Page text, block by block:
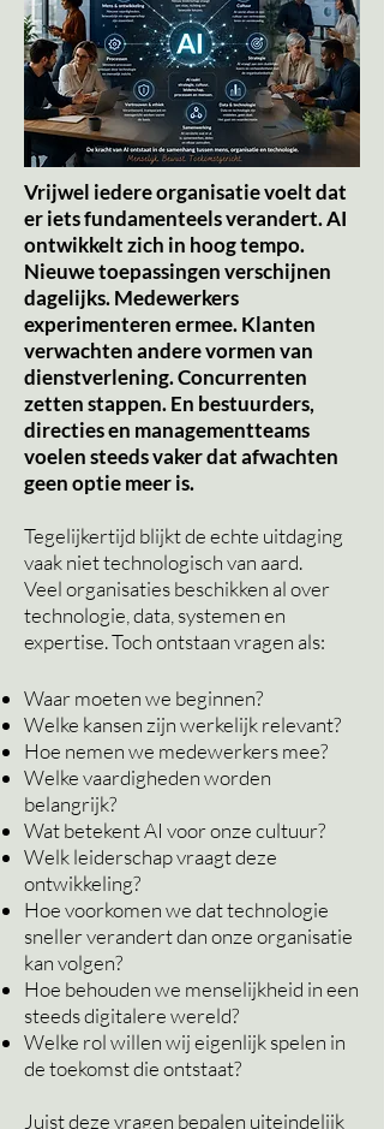
Vrijwel iedere organisatie voelt dat
er iets fundamenteels verandert. AI
ontwikkelt zich in hoog tempo.
Nieuwe toepassingen verschijnen
dagelijks. Medewerkers
experimenteren ermee. Klanten
verwachten andere vormen van
dienstverlening. Concurrenten
zetten stappen. En bestuurders,
directies en managementteams
voelen steeds vaker dat afwachten
geen optie meer is.
Tegelijkertijd blijkt de echte uitdaging
vaak niettechnologischvan aard.
Veel organisaties beschikken al over
technologie, data, systemen en
expertise. Toch ontstaan vragen als:
Waar moeten we beginnen?
Welke kansen zijn werkelijk relevant?
Hoe nemen we medewerkers mee?
Welke vaardigheden worden
belangrijk?
Wat betekent AI voor onze cultuur?
Welk leiderschap vraagt deze
ontwikkeling?
Hoe voorkomen we dat technologie
sneller verandert dan onze organisatie
kan volgen?
Hoe behouden we menselijkheid in een
steeds digitalere wereld?
Welke rol willen wij eigenlijk spelen in
de toekomst die ontstaat?
Juist deze vragen bepalen uiteindelijk